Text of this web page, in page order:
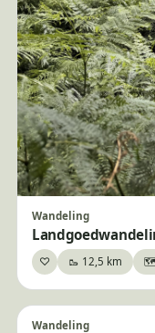
Wandeling
♡Bewaar🥾 12,5 km 🗺️
Wandeling